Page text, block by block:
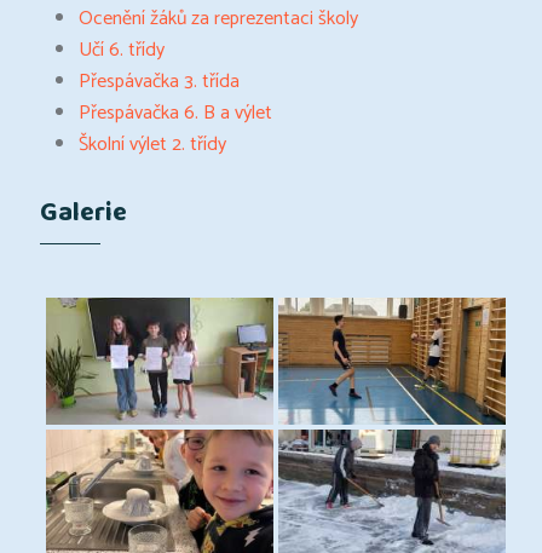
Ocenění žáků za reprezentaci školy
Učí 6. třídy
Přespávačka 3. třída
Přespávačka 6. B a výlet
Školní výlet 2. třídy
Galerie